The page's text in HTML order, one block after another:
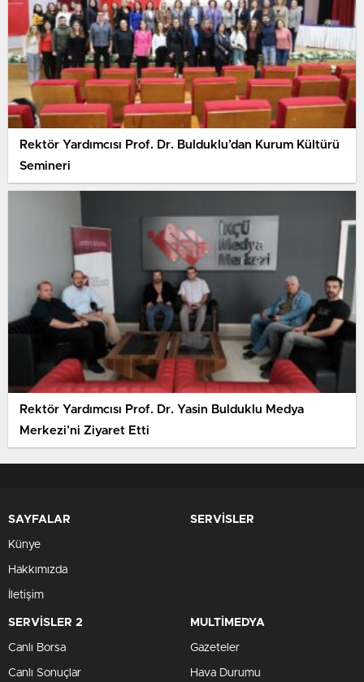
Rektör Yardımcısı Prof. Dr. Bulduklu’dan Kurum Kültürü
Semineri
Rektör Yardımcısı Prof. Dr. Yasin Bulduklu Medya
Merkezi’ni Ziyaret Etti
SAYFALAR
Künye
Hakkımızda
İletişim
SERVİSLER
SERVİSLER 2
Canlı Borsa
Canlı Sonuçlar
MULTİMEDYA
Gazeteler
Hava Durumu